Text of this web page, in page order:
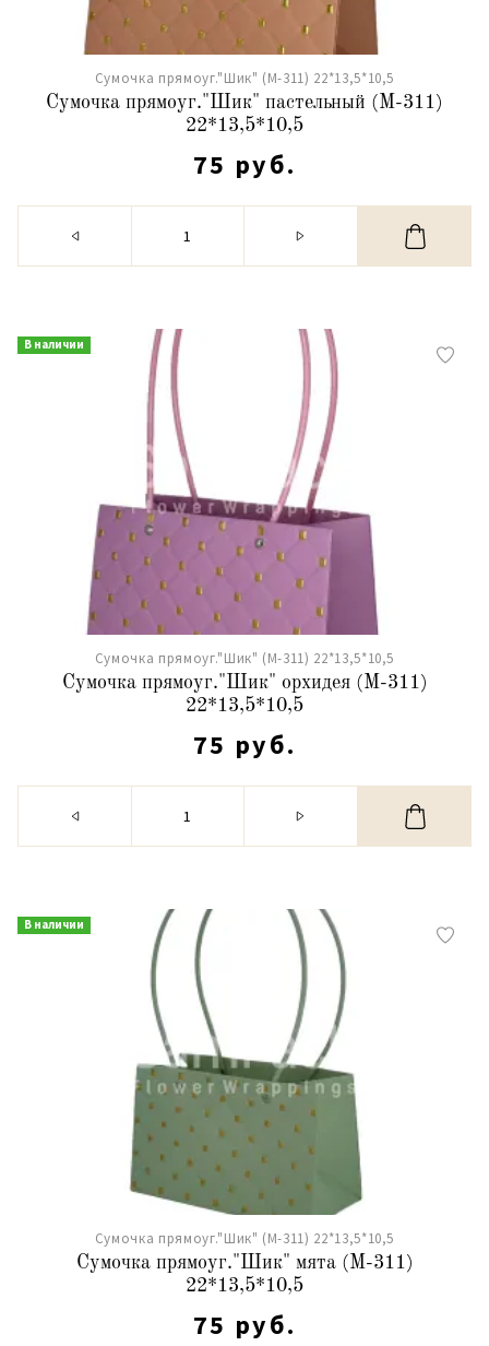
Сумочка прямоуг."Шик" (М-311) 22*13,5*10,5
Сумочка прямоуг."Шик" пастельный (М-311)
22*13,5*10,5
75 руб.
В наличии
Сумочка прямоуг."Шик" (М-311) 22*13,5*10,5
Сумочка прямоуг."Шик" орхидея (М-311)
22*13,5*10,5
75 руб.
В наличии
Сумочка прямоуг."Шик" (М-311) 22*13,5*10,5
Сумочка прямоуг."Шик" мята (М-311)
22*13,5*10,5
75 руб.